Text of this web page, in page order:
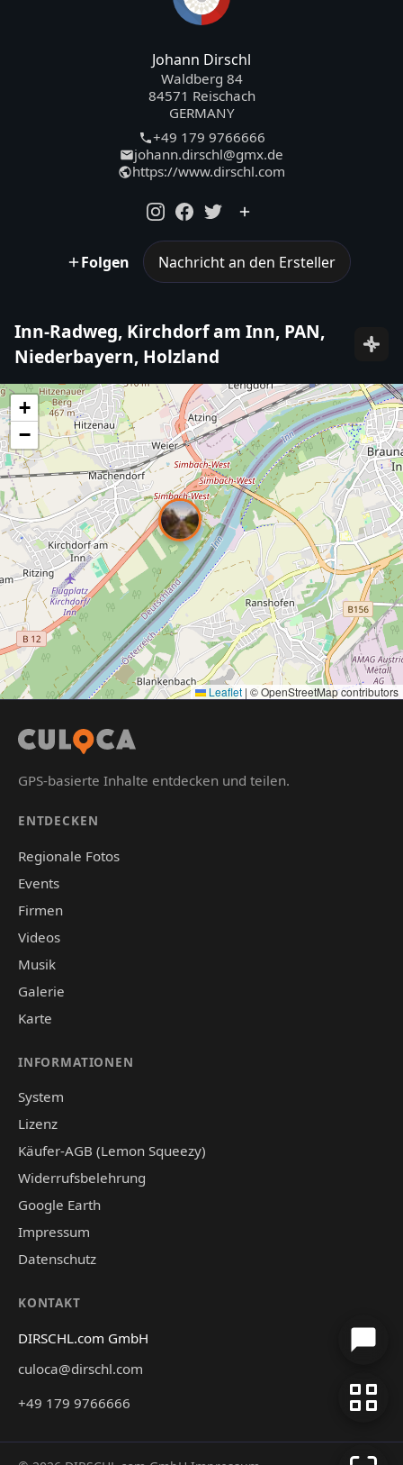
Johann Dirschl
Waldberg 84
84571 Reischach
GERMANY
+49 179 9766666
johann.dirschl@gmx.de
https://www.dirschl.com
Folgen Nachricht an den Ersteller
Inn-Radweg, Kirchdorf am Inn, PAN,
Niederbayern, Holzland
+
−
Leaflet | © OpenStreetMap contributors
GPS-basierte Inhalte entdecken und teilen.
ENTDECKEN
Regionale Fotos
Events
Firmen
Videos
Musik
Galerie
Karte
INFORMATIONEN
System
Lizenz
Käufer-AGB (Lemon Squeezy)
Widerrufsbelehrung
Google Earth
Impressum
Datenschutz
KONTAKT
DIRSCHL.com GmbH
culoca@dirschl.com
+49 179 9766666